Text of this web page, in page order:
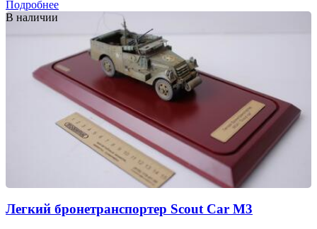
Подробнее
В наличии
Легкий бронетранспортер Scout Car M3